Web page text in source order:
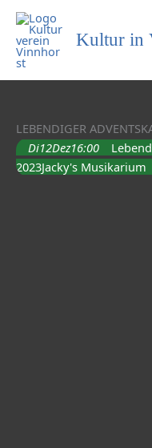
Kultur in
LEBENDIGER
Di12Dez16:00
2023Jacky's Musikarium